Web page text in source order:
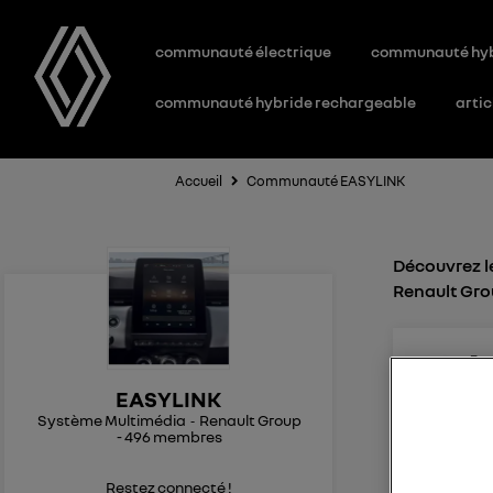
communauté électrique communauté
communauté hybride rechargeable
Accueil Communauté EASYLINK
EASYLINK
Système Multimédia
Renault Group
-496 membres
Restez connecté !
Découvrez
Renault
Bonjour
appairé